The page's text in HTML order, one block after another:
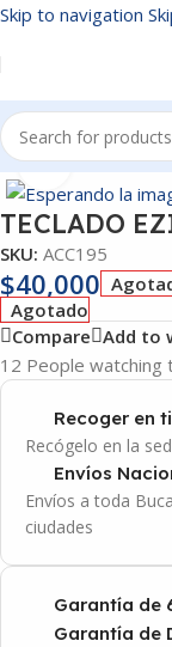
Skip to navigation
Inicio/ACCESORIOS
Click to
TECLADO
SKU: ACC195
$40,000
Agotado
Compare Add to
12 People watching
Recoger en
Recógelo en la
Envíos
Envíos a toda
ciudades
Garantía de
Garantía de